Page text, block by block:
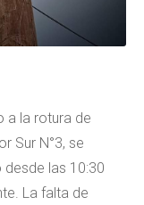
a la rotura de
Sur N°3, se
las 10:30
La falta de